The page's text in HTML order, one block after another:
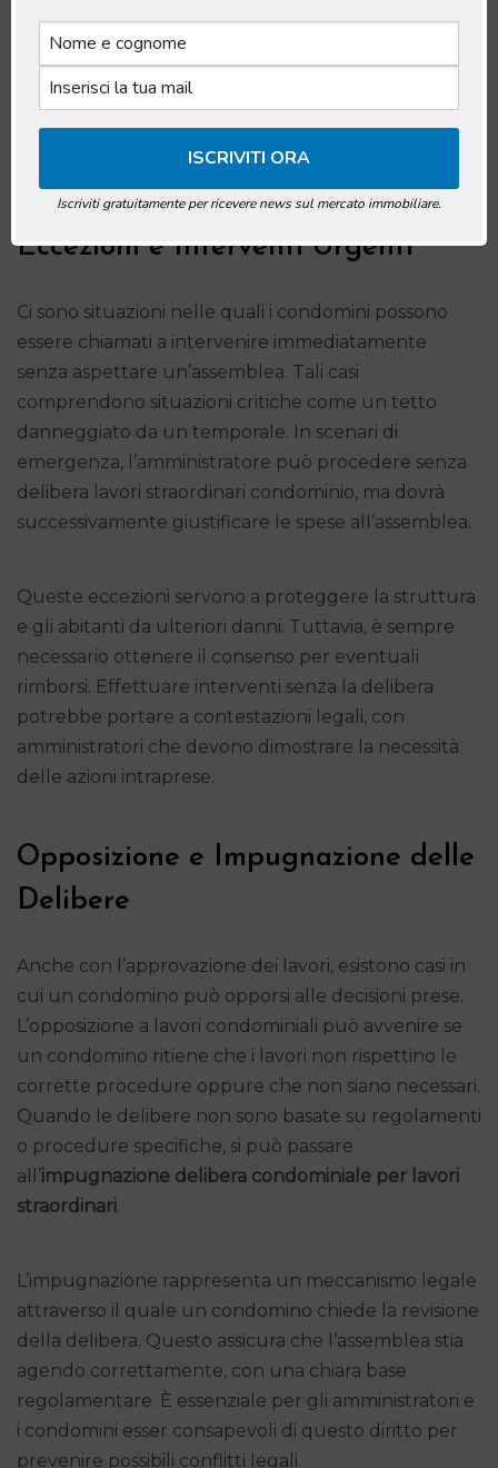
maggioranza dei presenti che copra un terzo del
maggiore facilità nel raggiungere il consenso per
lavori straordinari condominio nella seconda
Eccezioni e Interventi Urgenti
Ci sono situazioni nelle quali i condomini possono
essere chiamati a intervenire immediatamente
senza aspettare un’assemblea. Tali casi
comprendono situazioni critiche come un tetto
danneggiato da un temporale. In scenari di
emergenza, l’amministratore può procedere senza
delibera lavori straordinari condominio, ma dovrà
successivamente giustificare le spese all’assemblea.
Queste eccezioni servono a proteggere la struttura
e gli abitanti da ulteriori danni. Tuttavia, è sempre
necessario ottenere il consenso per eventuali
rimborsi. Effettuare interventi senza la delibera
potrebbe portare a contestazioni legali, con
amministratori che devono dimostrare la necessità
delle azioni intraprese.
Opposizione e Impugnazione delle
Delibere
Anche con l’approvazione dei lavori, esistono casi in
cui un condomino può opporsi alle decisioni prese.
L’opposizione a lavori condominiali può avvenire se
un condomino ritiene che i lavori non rispettino le
corrette procedure oppure che non siano necessari.
Quando le delibere non sono basate su regolamenti
o procedure specifiche, si può passare
all’impugnazione delibera condominiale per lavori
straordinari.
L’impugnazione rappresenta un meccanismo legale
attraverso il quale un condomino chiede la revisione
della delibera. Questo assicura che l’assemblea stia
agendo correttamente, con una chiara base
regolamentare. È essenziale per gli amministratori e
i condomini esser consapevoli di questo diritto per
prevenire possibili conflitti legali.
Iscriviti gratuitamente per ricevere news sul mercato immobiliare.